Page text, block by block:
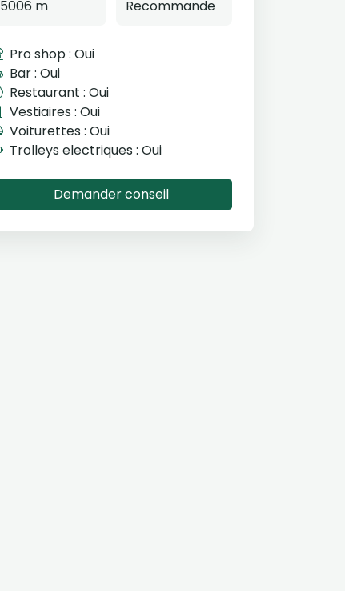
5006 m
Recommande
Pro shop : Oui
Bar : Oui
Restaurant : Oui
Vestiaires : Oui
Voiturettes : Oui
Trolleys electriques : Oui
Demander conseil